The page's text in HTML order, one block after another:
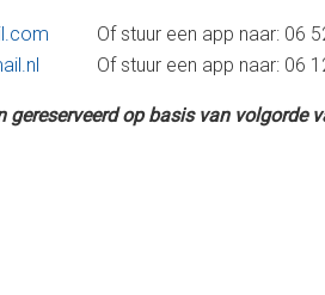
Of stuur een app naar: 06
Of stuur een app naar: 06
gereserveerd op basis van volgorde